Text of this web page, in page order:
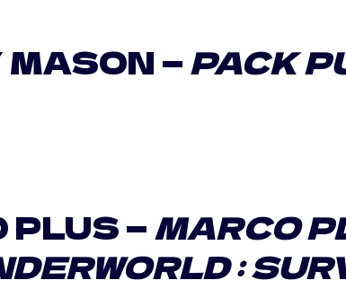
—PACK
PLUS —MARCO
: